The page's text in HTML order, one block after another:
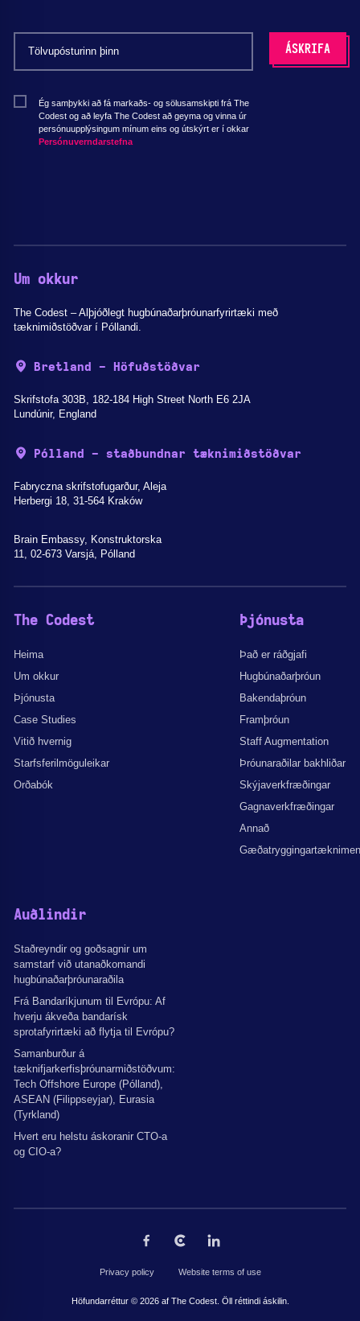
Ég samþykki að fá markaðs- og sölusamskipti frá The
Codest og að leyfa The Codest að geyma og vinna úr
persónuupplýsingum mínum eins og útskýrt er í okkar
Persónuverndarstefna
Um okkur
The Codest – Alþjóðlegt hugbúnaðarþróunarfyrirtæki með
tæknimiðstöðvar í Póllandi.
Bretland - Höfuðstöðvar
Skrifstofa 303B, 182-184 High Street North E6 2JA
Lundúnir, England
Pólland - staðbundnar tæknimiðstöðvar
Fabryczna skrifstofugarður, Aleja
Herbergi 18, 31-564 Kraków
Brain Embassy, Konstruktorska
11, 02-673 Varsjá, Pólland
The Codest
Heima
Um okkur
Þjónusta
Case Studies
Vitið hvernig
Starfsferilmöguleikar
Orðabók
Þjónusta
Það er ráðgjafi
Hugbúnaðarþróun
Bakendaþróun
Framþróun
Staff Augmentation
Þróunaraðilar bakhliðar
Skýjaverkfræðingar
Gagnaverkfræðingar
Annað
Auðlindir
Staðreyndir og goðsagnir um
samstarf við utanaðkomandi
hugbúnaðarþróunaraðila
Frá Bandaríkjunum til Evrópu: Af
hverju ákveða bandarísk
sprotafyrirtæki að flytja til Evrópu?
Samanburður á
tæknifjarkerfisþróunarmiðstöðvum:
Tech Offshore Europe (Pólland),
ASEAN (Filippseyjar), Eurasia
(Tyrkland)
Hvert eru helstu áskoranir CTO-a
og CIO-a?
Privacy policy Website terms of use
Höfundarréttur © 2026 af The Codest. Öll réttindi áskilin.